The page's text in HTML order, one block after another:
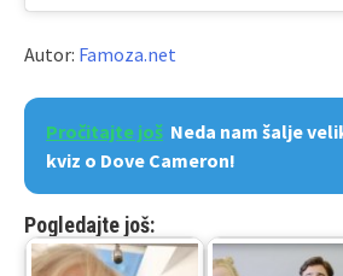
Autor: Famoza.net
Pročitajte još Neda nam šalje
kviz o Dove Cameron!
Pogledajte još: